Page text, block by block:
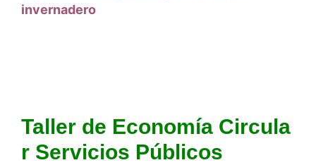
invernadero
Taller de Economía Circula
r Servicios Públicos